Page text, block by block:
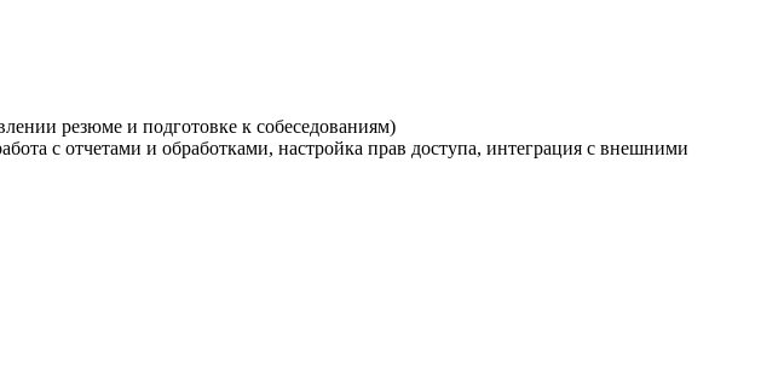
резюме и подготовке к собеседованиям)
с отчетами и обработками, настройка прав доступа, интеграция с внешними